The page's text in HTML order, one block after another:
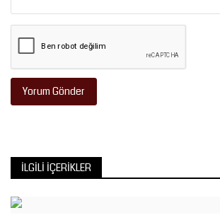
Yorum Gönder
İLGILI İÇERIKLER